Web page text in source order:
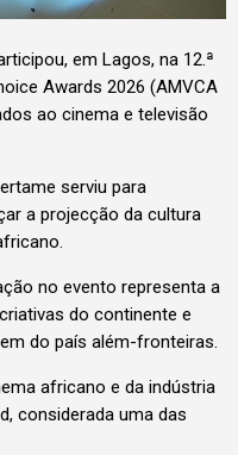
em Lagos, na 12.ª
Awards 2026 (AMVCA
ao cinema e televisão
serviu para
a projecção da cultura
no evento representa a
do continente e
do país além-fronteiras.
africano e da indústria
considerada uma das